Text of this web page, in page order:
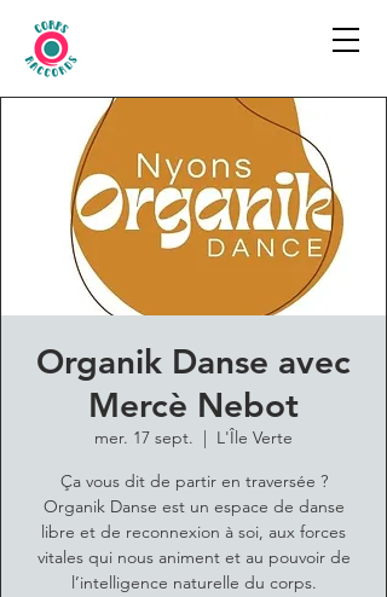
Organik Danse avec
Mercè Nebot
mer. 17 sept.
  |
L'Île Verte
Ça vous dit de partir en traversée ?
Organik Danse est un espace de danse
libre et de reconnexion à soi, aux forces
vitales qui nous animent et au pouvoir de
l’intelligence naturelle du corps.